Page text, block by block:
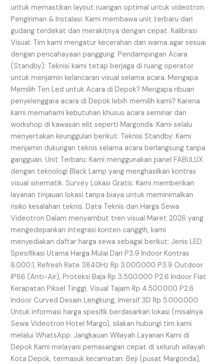
untuk memastikan layout ruangan optimal untuk videotron.
Pengiriman & Instalasi: Kami membawa unit terbaru dari
gudang terdekat dan merakitnya dengan cepat. Kalibrasi
Visual: Tim kami mengatur kecerahan dan warna agar sesuai
dengan pencahayaan panggung. Pendampingan Acara
(Standby): Teknisi kami tetap berjaga di ruang operator
untuk menjamin kelancaran visual selama acara. Mengapa
Memilih Ten Led untuk Acara di Depok? Mengapa ribuan
penyelenggara acara di Depok lebih memilih kami? Karena
kami memahami kebutuhan khusus acara seminar dan
workshop di kawasan elit seperti Margonda. Kami selalu
menyertakan keunggulan berikut: Teknisi Standby: Kami
menjamin dukungan teknis selama acara berlangsung tanpa
gangguan. Unit Terbaru: Kami menggunakan panel FABULUX
dengan teknologi Black Lamp yang menghasilkan kontras
visual sinematik. Survey Lokasi Gratis: Kami memberikan
layanan tinjauan lokasi tanpa biaya untuk meminimalkan
risiko kesalahan teknis. Data Teknis dan Harga Sewa
Videotron Dalam menyambut tren visual Maret 2026 yang
mengedepankan integrasi konten canggih, kami
menyediakan daftar harga sewa sebagai berikut: Jenis LED
Spesifikasi Utama Harga Mulai Dari P3.9 Indoor Kontras
8.000:1, Refresh Rate 3840Hz Rp 3.000.000 P3.9 Outdoor
IP66 (Anti-Air), Proteksi Baja Rp 3.500.000 P2.6 Indoor Flat
Kerapatan Piksel Tinggi, Visual Tajam Rp 4.500.000 P2.6
Indoor Curved Desain Lengkung, Imersif 3D Rp 5.000.000
Untuk informasi harga spesifik berdasarkan lokasi (misalnya
Sewa Videotron Hotel Margo), silakan hubungi tim kami
melalui WhatsApp. Jangkauan Wilayah Layanan Kami di
Depok Kami melayani pemasangan cepat di seluruh wilayah
Kota Depok, termasuk kecamatan: Beji (pusat Margonda),